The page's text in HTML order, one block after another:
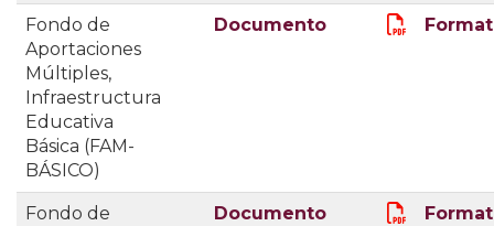
Fondo de
Aportaciones
Múltiples,
Infraestructura
Educativa
Básica (FAM-
BÁSICO)
Documento
Fondo de
Documento